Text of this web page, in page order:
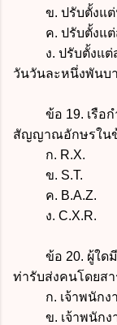
ข. ปรับตั้งแต่ห
ค. ปรับตั้งแ
ง. ปรับตั้งแ
วันวันละหนึ่งพันบ
ข้อ 19. เรือกำ
สัญญาณอักษรใน
ก. R.X.
ข. S.T.
ค. B.A.Z.
ง. C.X.R.
ข้อ 20. ผู้ใดมีห
ท่ารับส่งคนโดยส
ก. เจ้าพนักงา
ข. เจ้าพนักงา